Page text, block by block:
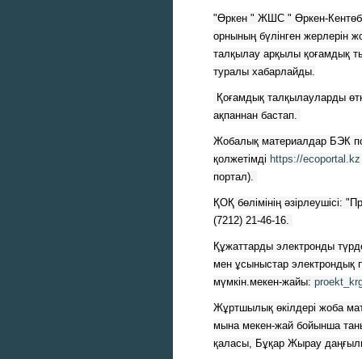
"Өркен " ЖШС " Өркен-Кентөбе
орнының бүлінген жерлерін
талқылау арқылы қоғамдық
туралы хабарлайды.
ақпаннан бастап.
Жобалық материалдар БЭК
қолжетімді https://ecoportal.kz
портал).
ҚОҚ бөлімінің әзірлеушісі:
(7212) 21-46-16.
Құжаттарды электронды
мен ұсыныстар электрондық
мүмкін.мекен-жайы:
Жұртшылық өкілдері жоба
мына мекен-жай бойынша
қаласы, Бұқар Жырау